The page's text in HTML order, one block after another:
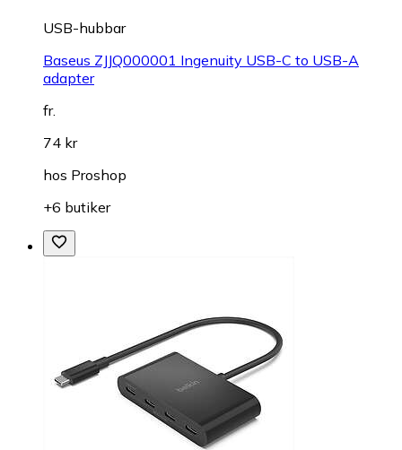
USB-hubbar
Baseus ZJJQ000001 Ingenuity USB-C to USB-A
adapter
fr.
74 kr
hos Proshop
+6 butiker